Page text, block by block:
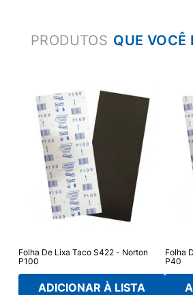
PRODUTOS
Folha De Lixa Taco S422 - Norton
P100
ADICIONAR À LISTA
Folha
P40